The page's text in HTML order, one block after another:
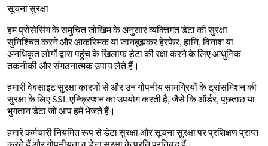
सूचना सुरक्षा
हम प्रोसेसिंग के समुचित जोखिम के अनुसार व्यक्तिगत डेटा की सुरक्षा
सुनिश्चित करने और आकस्मिक या जानबूझकर हेरफेर, हानि, विनाश या
अनधिकृत लोगों द्वारा पहुंच के खिलाफ डेटा की रक्षा करने के लिए आधुनिक
तकनीकी और संगठनात्मक उपाय लेते हैं।
हमारी वेबसाइट सुरक्षा कारणों से और उन गोपनीय सामग्रियों के ट्रांसमिशन की
सुरक्षा के लिए SSL एन्क्रिप्शन का उपयोग करती है, जैसे कि ऑर्डर, पूछताछ या
भुगतान डेटा जो आप हमें भेजते हैं।
हमारे कर्मचारी नियमित रूप से डेटा सुरक्षा और सूचना सुरक्षा पर प्रशिक्षण प्राप्त